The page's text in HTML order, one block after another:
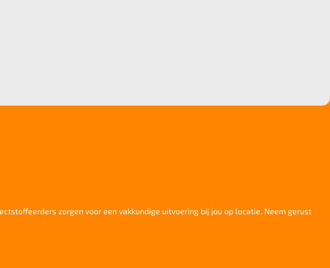
zorgen voor een vakkundige uitvoering bij jou op locatie. Neem gerust